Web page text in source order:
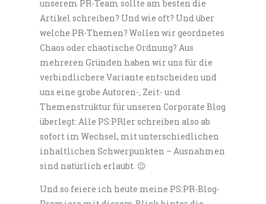
unserem PR-Team sollte am besten die
Artikel schreiben? Und wie oft? Und über
welche PR-Themen? Wollen wir geordnetes
Chaos oder chaotische Ordnung? Aus
mehreren Gründen haben wir uns für die
verbindlichere Variante entscheiden und
uns eine grobe Autoren-, Zeit- und
Themenstruktur für unseren Corporate Blog
überlegt: Alle PS:PRler schreiben also ab
sofort im Wechsel, mit unterschiedlichen
inhaltlichen Schwerpunkten – Ausnahmen
sind natürlich erlaubt. 😉
Und so feiere ich heute meine PS:PR-Blog-